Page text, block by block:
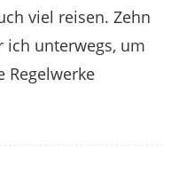
viel reisen. Zehn
ich unterwegs, um
Regelwerke